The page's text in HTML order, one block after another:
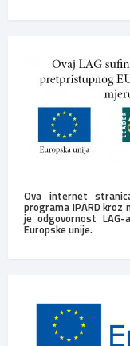
Ova internet
programa IPARD kroz
je odgovornost
Europske unije.